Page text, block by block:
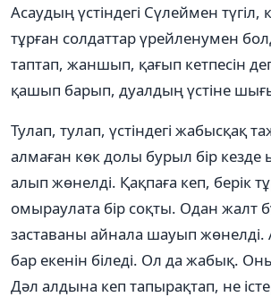
Асаудың үстіндегі Сүлеймен түгіл,
тұрған солдаттар үрейленумен
таптап, жаншып, қағып кетпесін
қашып барып, дуалдың үстіне
Тулап, тулап, үстіндегі жабысқақ
алмаған көк долы бурыл бір
алып жөнелді. Қақпаға кеп, берік
омыраулата бір соқты. Одан жалт
заставаны айнала шауып жөнелді.
бар екенін біледі. Ол да жабық.
Дәл алдына кеп тапырақтап, не